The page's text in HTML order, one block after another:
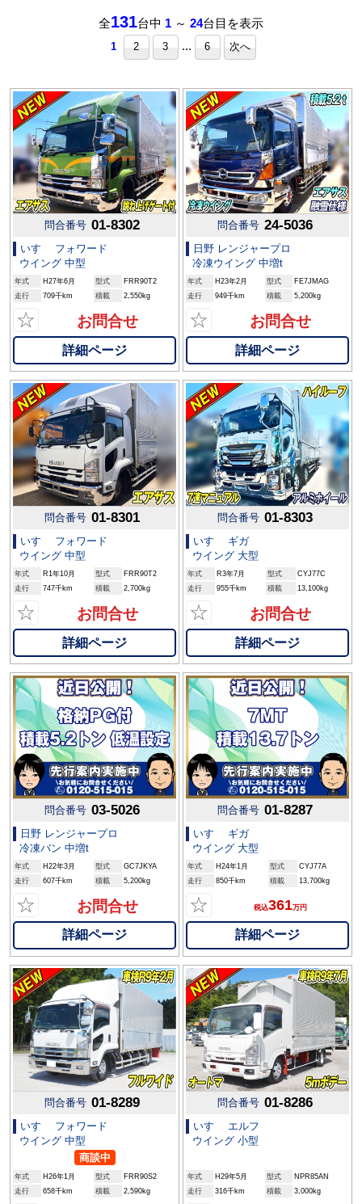
全131台中 1 ～ 24台目を表示
1 2 3 ... 6 次へ
問合番号 01-8302
いすゞ フォワード
ウイング 中型
年式 H27年6月 型式
FRR90T2
走行
709千km 積載 2,550kg
☆ お問合せ
詳細ページ
問合番号 24-5036
日野 レンジャープロ
冷凍ウイング 中増t
年式 H23年2月 型式
FE7JMAG
走行
949千km 積載 5,200kg
☆ お問合せ
詳細ページ
問合番号 01-8301
いすゞ フォワード
ウイング 中型
年式 R1年10月 型式
FRR90T2
走行
747千km 積載 2,700kg
☆ お問合せ
詳細ページ
問合番号 01-8303
いすゞ ギガ
ウイング 大型
年式 R3年7月 型式
CYJ77C
走行
955千km 積載 13,100kg
☆ お問合せ
詳細ページ
問合番号 03-5026
日野 レンジャープロ
冷凍バン 中増t
年式 H22年3月 型式
GC7JKYA
走行
607千km 積載 5,200kg
☆ お問合せ
詳細ページ
問合番号 01-8287
いすゞ ギガ
ウイング 大型
年式 H24年1月 型式
CYJ77A
走行
850千km 積載 13,700kg
☆ 税込361万円
詳細ページ
問合番号 01-8289
いすゞ フォワード
ウイング 中型
商談中
年式 H26年1月 型式
FRR90S2
走行
658千km 積載 2,590kg
問合番号 01-8286
いすゞ エルフ
ウイング 小型
年式 H29年5月 型式
NPR85AN
走行
316千km 積載 3,000kg